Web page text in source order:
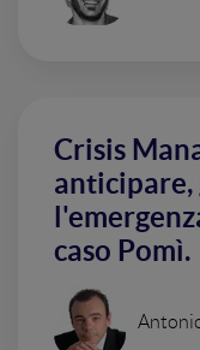
Crisis
anticipare,
caso Pomì.